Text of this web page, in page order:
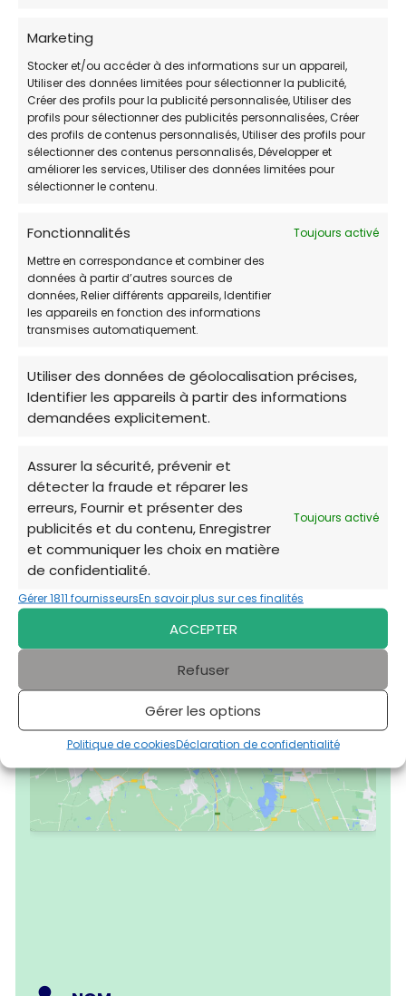
Marketing
Stocker et/ou accéder à des informations sur un appareil,
Utiliser des données limitées pour sélectionner la publicité,
Créer des profils pour la publicité personnalisée, Utiliser des
profils pour sélectionner des publicités personnalisées, Créer
des profils de contenus personnalisés, Utiliser des profils pour
sélectionner des contenus personnalisés, Développer et
améliorer les services, Utiliser des données limitées pour
sélectionner le contenu.
Fonctionnalités
Toujours activé
Mettre en correspondance et combiner des
données à partir d’autres sources de
données, Relier différents appareils, Identifier
les appareils en fonction des informations
transmises automatiquement.
Utiliser des données de géolocalisation précises,
Identifier les appareils à partir des informations
demandées explicitement.
Assurer la sécurité, prévenir et
détecter la fraude et réparer les
erreurs, Fournir et présenter des
publicités et du contenu, Enregistrer
et communiquer les choix en matière
de confidentialité.
Toujours activé
Gérer 1811 fournisseursEn savoir plus sur ces finalités
ACCEPTER
Refuser
Gérer les options
Politique de cookiesDéclaration de confidentialité
HORAIRES DE PERMANENCE:
JOUR
HORAIRES:
Lundi
9h00-12h00 / 13h00-16h00
Mardi
9h00-12h00 / 13h00-16h00
Jeudi
9h00-12h00 / 13h00-16h00
Vendredi
9h00-12h00 / 13h00-16h00
Samedi
Fermé
Dimanche
Fermé
Refuge de Toulon – FAA
Cliquez pour accepter les cookies
marketing et activer ce contenu